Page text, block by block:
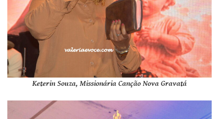
Keterin Souza, Missionária Canção Nova Gravatá